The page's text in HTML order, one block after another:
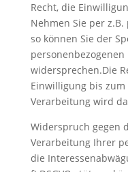
Recht, die
Nehmen Sie per
so können Sie der
widersprechen.Die
Einwilligung bis
Verarbeitung wird
Widerspruch gegen
Verarbeitung Ihrer
die